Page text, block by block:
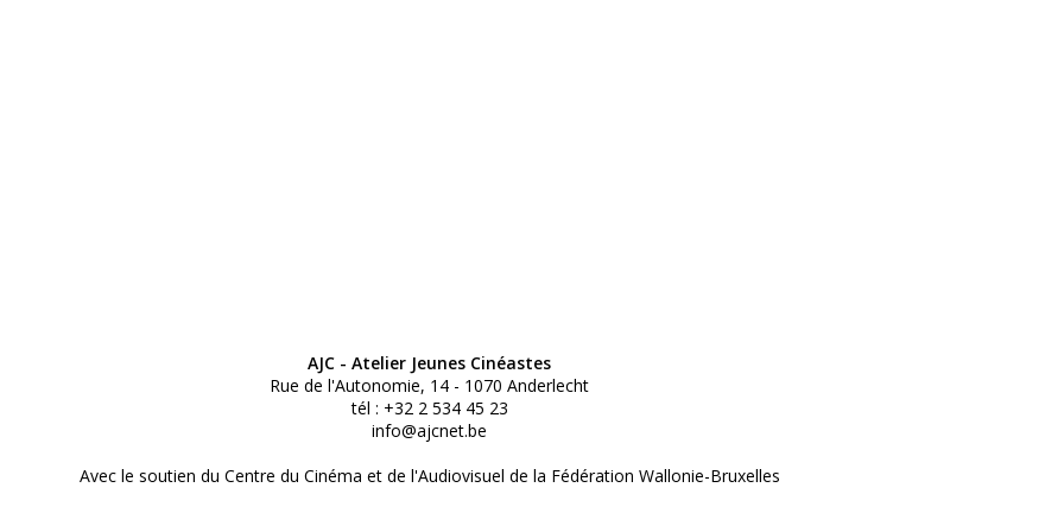
AJC - Atelier Jeunes Cinéastes
Rue de l'Autonomie, 14 - 1070 Anderlecht
tél : +32 2 534 45 23
info@ajcnet.be
Avec le soutien du Centre du Cinéma et de l'Audiovisuel de la Fédération Wallonie-Bruxelles